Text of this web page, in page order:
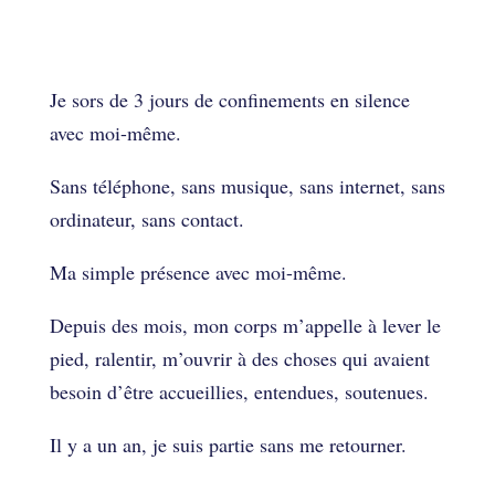
Je sors de 3 jours de confinements en silence
avec moi-même.
Sans téléphone, sans musique, sans internet, sans
ordinateur, sans contact.
Ma simple présence avec moi-même.
Depuis des mois, mon corps m’appelle à lever le
pied, ralentir, m’ouvrir à des choses qui avaient
besoin d’être accueillies, entendues, soutenues.
Il y a un an, je suis partie sans me retourner.